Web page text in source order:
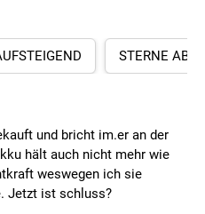
STERNE
und bricht im.er an der
hält auch nicht mehr wie
weswegen ich sie
Jetzt ist schluss?